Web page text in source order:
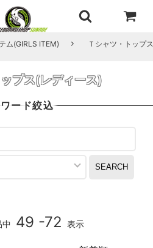
ム(GIRLS ITEM) Ｔシャツ・トップ
プス(レディース)
ード絞込
49 -72 表示